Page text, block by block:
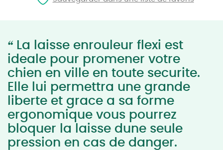
“ La laisse enrouleur flexi est
ideale pour promener votre
chien en ville en toute securite.
Elle lui permettra une grande
liberte et grace a sa forme
ergonomique vous pourrez
bloquer la laisse dune seule
pression en cas de danger.